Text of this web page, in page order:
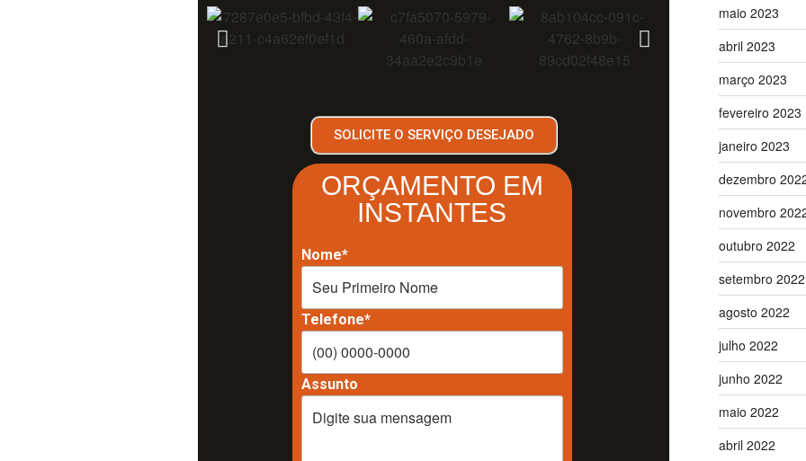
SOLICITE O SERVIÇO DESEJADO
ORÇAMENTO EM
INSTANTES
Nome*
Telefone*
Assunto
maio 2023
abril 2023
março 2023
fevereiro 2023
janeiro 2023
dezembro
novembro
outubro 2022
setembro 2022
agosto 2022
julho 2022
junho 2022
maio 2022
abril 2022